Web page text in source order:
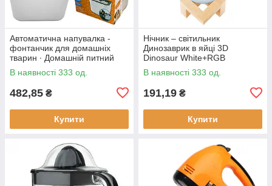
Автоматична напувалка -
фонтанчик для домашніх
тварин ∙ Домашній питний
фонтан із чашею для котів та
собак Pet Water FOUNTAIN
В наявності 333 од.
482,85 ₴
Купити
Нічник – світильник
Динозаврик в яйці 3D
Dinosaur White+RGB
Настільна акумуляторна LED
лампа з пультом ДУ
В наявності 333 од.
191,19 ₴
Купити